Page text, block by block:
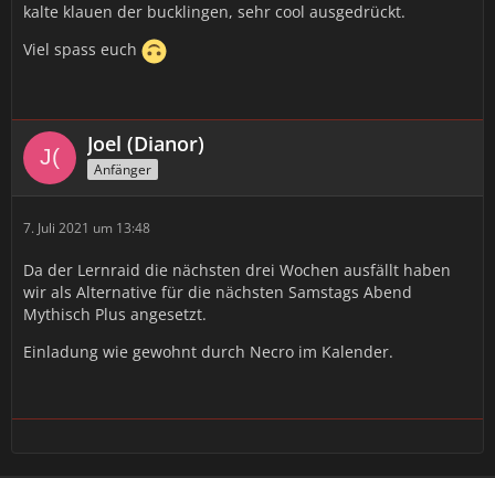
kalte klauen der bucklingen, sehr cool ausgedrückt.
Viel spass euch
Joel (Dianor)
Anfänger
7. Juli 2021 um 13:48
Da der Lernraid die nächsten drei Wochen ausfällt haben
wir als Alternative für die nächsten Samstags Abend
Mythisch Plus angesetzt.
Einladung wie gewohnt durch Necro im Kalender.